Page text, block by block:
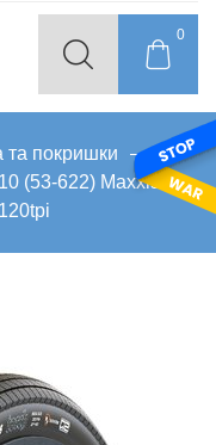
0
та покришки
(53-622) Maxxis